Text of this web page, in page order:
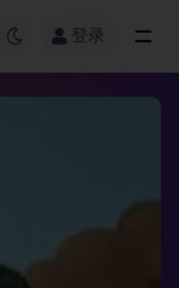
登录